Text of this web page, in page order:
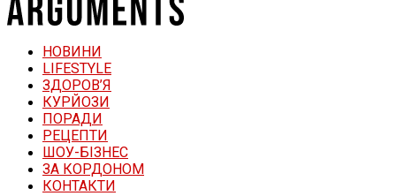
НОВИНИ
LIFESTYLE
ЗДОРОВ’Я
КУРЙОЗИ
ПОРАДИ
РЕЦЕПТИ
ШОУ-БІЗНЕС
ЗА КОРДОНОМ
КОНТАКТИ